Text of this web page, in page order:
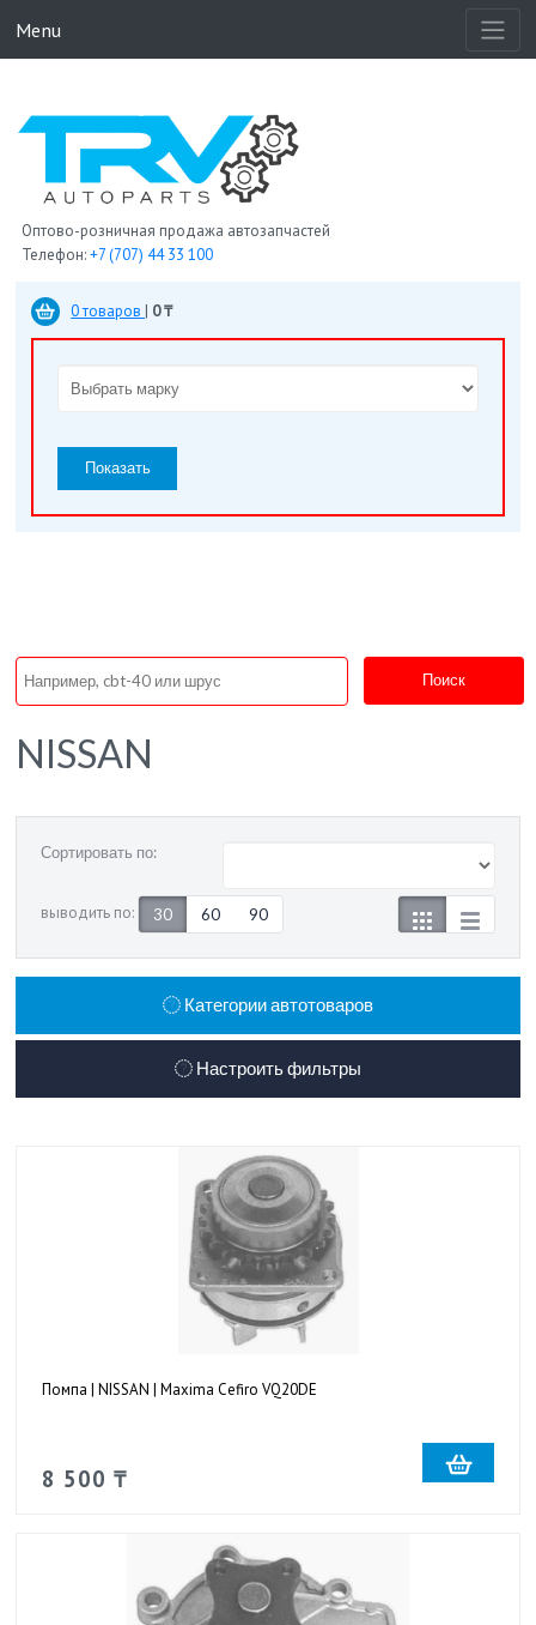
Menu
Оптово-розничная продажа автозапчастей
Телефон:+7 (707) 44 33 100
0 товаров | 0 ₸
Показать
Поиск
NISSAN
Сортировать по:
выводить по: 30 60 90
Категории автотоваров
Настроить фильтры
Помпа | NISSAN | Maxima Cefiro VQ20DE
8 500 ₸